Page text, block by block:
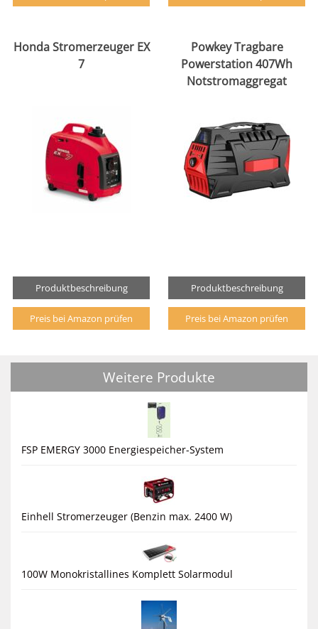
Honda Stromerzeuger EX
7
Produktbeschreibung
Preis bei Amazon prüfen
Powkey Tragbare
Powerstation 407Wh
Notstromaggregat
Produktbeschreibung
Preis bei Amazon prüfen
Weitere Produkte
FSP EMERGY 3000 Energiespeicher-System
Einhell Stromerzeuger (Benzin max. 2400 W)
100W Monokristallines Komplett Solarmodul